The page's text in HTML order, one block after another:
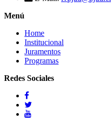
Menú
Home
Institucional
Juramentos
Programas
Redes Sociales